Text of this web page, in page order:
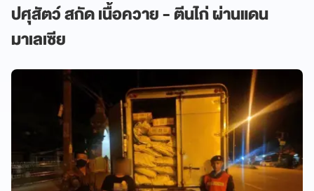
ปศุสัตว์ สกัด เนื้อควาย - ตีนไก่ ผ่านแดน
มาเลเซีย